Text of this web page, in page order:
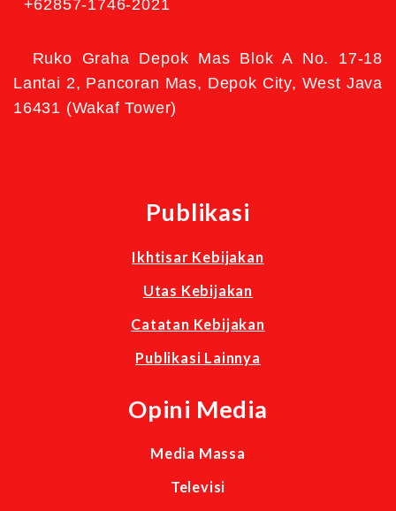
+62857-1746-2021
Ruko Graha Depok Mas Blok A No. 17-18
Lantai 2, Pancoran Mas, Depok City, West Java
16431 (Wakaf Tower)
Publikasi
Ikhtisar Kebijakan
Utas Kebijakan
Catatan Kebijakan
Publikasi Lainnya
Opini Media
Media Massa
Televisi